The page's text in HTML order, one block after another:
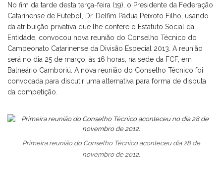
No fim da tarde desta terça-feira (19), o Presidente da Federação
Catarinense de Futebol, Dr. Delfim Pádua Peixoto Filho, usando
da atribuição privativa que lhe confere o Estatuto Social da
Entidade, convocou nova reunião do Conselho Técnico do
Campeonato Catarinense da Divisão Especial 2013. A reunião
será no dia 25 de março, às 16 horas, na sede da FCF, em
Balneário Camboriú. A nova reunião do Conselho Técnico foi
convocada para discutir uma alternativa para forma de disputa
da competição.
Primeira reunião do Conselho Técnico aconteceu dia 28 de
novembro de 2012.